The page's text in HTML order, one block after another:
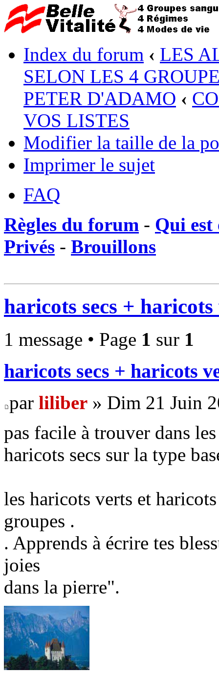
Index du forum ‹ LES
SELON LES 4
PETER D'ADAMO ‹
VOS LISTES
Modifier la taille de la
Imprimer le sujet
FAQ
Règles du forum - Qui est
Privés - Brouillons
haricots secs +
1 message • Page 1 sur 1
haricots secs + haricots
par liliber » Dim 21 Juin
pas facile à trouver dans
haricots secs sur la type
les haricots verts et
groupes .
. Apprends à écrire tes
joies
dans la pierre".